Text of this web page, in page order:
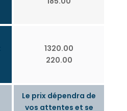
1320.00
220.00
Le prix dépendra de
vos attentes et se